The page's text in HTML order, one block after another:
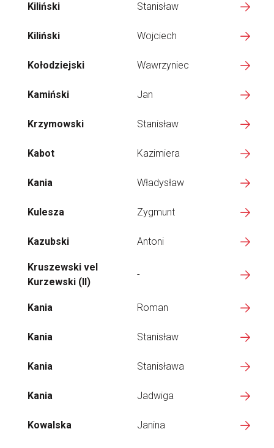
Kiliński Stanisław
Kiliński Wojciech
Kołodziejski Wawrzyniec
Kamiński Jan
Krzymowski Stanisław
Kabot Kazimiera
Kania Władysław
Kulesza Zygmunt
Kazubski Antoni
Kruszewski vel
Kurzewski (II)
-
Kania Roman
Kania Stanisław
Kania Stanisława
Kania Jadwiga
Kowalska Janina